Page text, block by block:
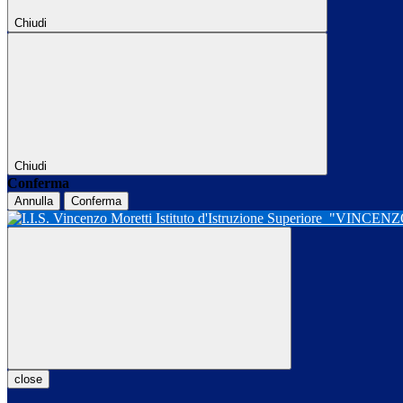
Chiudi
Chiudi
Conferma
Annulla Conferma
Istituto d'Istruzione Superiore
close